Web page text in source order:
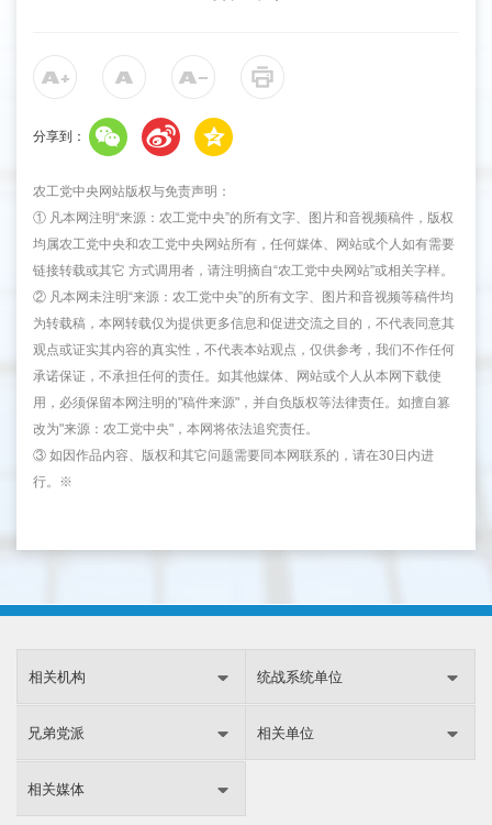
分享到：
农工党中央网站版权与免责声明：
① 凡本网注明“来源：农工党中央”的所有文字、图片和音视频稿件，版权
均属农工党中央和农工党中央网站所有，任何媒体、网站或个人如有需要
链接转载或其它 方式调用者，请注明摘自“农工党中央网站”或相关字样。
② 凡本网未注明“来源：农工党中央”的所有文字、图片和音视频等稿件均
为转载稿，本网转载仅为提供更多信息和促进交流之目的，不代表同意其
观点或证实其内容的真实性，不代表本站观点，仅供参考，我们不作任何
承诺保证，不承担任何的责任。如其他媒体、网站或个人从本网下载使
用，必须保留本网注明的"稿件来源"，并自负版权等法律责任。如擅自篡
改为"来源：农工党中央"，本网将依法追究责任。
③ 如因作品内容、版权和其它问题需要同本网联系的，请在30日内进
行。※
相关机构 统战系统单位
兄弟党派 相关单位
相关媒体